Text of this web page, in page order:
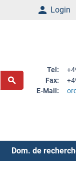
Login
Tel:
Fax:
E-Mail:
Dom. de